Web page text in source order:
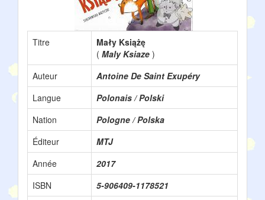
Titre
Mały Książę
( Maly Ksiaze )
Auteur
Antoine De Saint Exupéry
Langue
Polonais / Polski
Nation
Pologne / Polska
Éditeur
MTJ
Année
2017
ISBN
5-906409-1178521